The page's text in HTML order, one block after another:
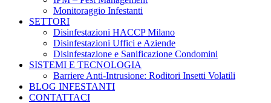
Monitoraggio Infestanti
SETTORI
Disinfestazioni HACCP Milano
Disinfestazioni Uffici e Aziende
Disinfestazione e Sanificazione Condomini
SISTEMI E TECNOLOGIA
Barriere Anti-Intrusione: Roditori Insetti Volatili
BLOG INFESTANTI
CONTATTACI